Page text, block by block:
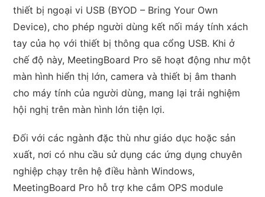
thiết bị ngoại vi USB (BYOD – Bring Your Own
Device), cho phép người dùng kết nối máy tính xách
tay của họ với thiết bị thông qua cổng USB. Khi ở
chế độ này, MeetingBoard Pro sẽ hoạt động như một
màn hình hiển thị lớn, camera và thiết bị âm thanh
cho máy tính của người dùng, mang lại trải nghiệm
hội nghị trên màn hình lớn tiện lợi.
Đối với các ngành đặc thù như giáo dục hoặc sản
xuất, nơi có nhu cầu sử dụng các ứng dụng chuyên
nghiệp chạy trên hệ điều hành Windows,
MeetingBoard Pro hỗ trợ khe cắm OPS module